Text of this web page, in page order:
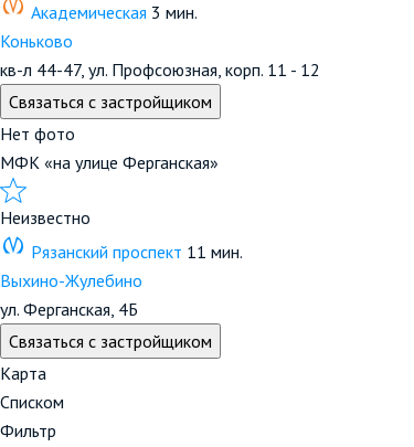
Академическая 3 мин.
Коньково
кв-л 44-47, ул. Профсоюзная, корп. 11 - 12
Связаться с застройщиком
Нет фото
МФК «на улице Ферганская»
Неизвестно
Рязанский проспект 11 мин.
Выхино-Жулебино
ул. Ферганская, 4Б
Связаться с застройщиком
Карта
Списком
Фильтр